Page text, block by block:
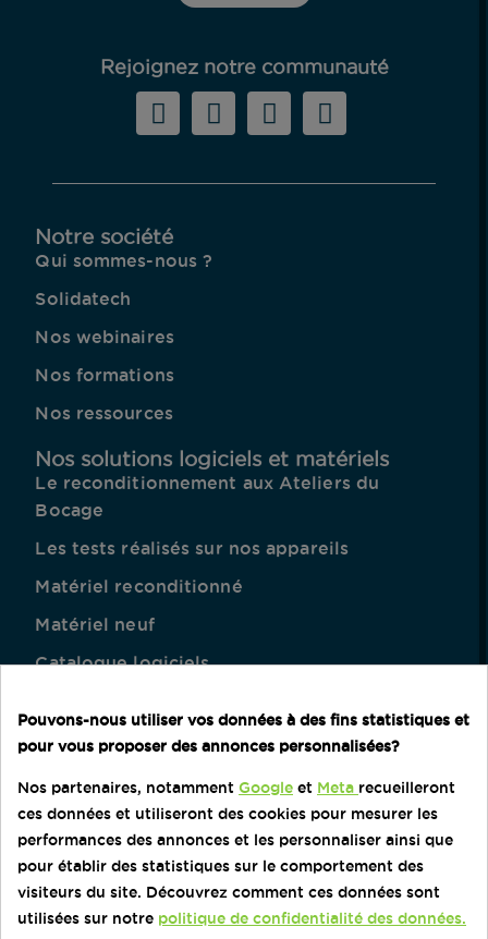
Rejoignez notre communauté
Notre société
Qui sommes-nous ?
Solidatech
Nos webinaires
Nos formations
Nos ressources
Nos solutions logiciels et matériels
Le reconditionnement aux Ateliers du
Bocage
Les tests réalisés sur nos appareils
Matériel reconditionné
Matériel neuf
Catalogue logiciels
Service client
Contactez-nous
FAQ
Entreprises et collectivités
Particuliers​
Pouvons-nous utiliser vos données à des fins statistiques et
pour vous proposer des annonces personnalisées?
Nos partenaires, notamment Google et Meta recueilleront
ces données et utiliseront des cookies pour mesurer les
performances des annonces et les personnaliser ainsi que
pour établir des statistiques sur le comportement des
visiteurs du site. Découvrez comment ces données sont
utilisées sur notre politique de confidentialité des données.